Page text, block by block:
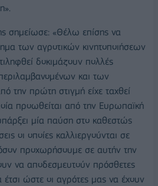
σημείωσε: «Θέλω επίσης να
των αγροτικών κινητοποιήσεων
δοκιμάζουν πολλές
και των
την πρώτη στιγμή είχε ταχθεί
προωθείται από την Ευρωπαϊκή
μία παύση στο καθεστώς
οι οποίες καλλιεργούνται σε
προχωρήσουμε σε αυτήν την
να αποδεσμευτούν πρόσθετες
έτσι ώστε οι αγρότες μας να έχουν